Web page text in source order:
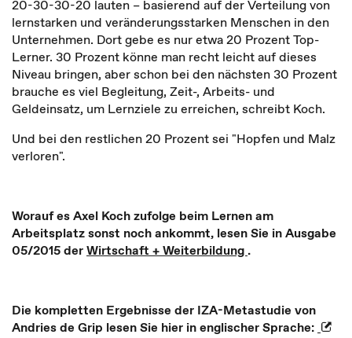
20-30-30-20 lauten – basierend auf der Verteilung von
lernstarken und veränderungsstarken Menschen in den
Unternehmen. Dort gebe es nur etwa 20 Prozent Top-
Lerner. 30 Prozent könne man recht leicht auf dieses
Niveau bringen, aber schon bei den nächsten 30 Prozent
brauche es viel Begleitung, Zeit-, Arbeits- und
Geldeinsatz, um Lernziele zu erreichen, schreibt Koch.
Und bei den restlichen 20 Prozent sei "Hopfen und Malz
verloren".
Worauf es Axel Koch zufolge beim Lernen am
Arbeitsplatz sonst noch ankommt, lesen Sie in Ausgabe
05/2015 derWirtschaft + Weiterbildung .
Die kompletten Ergebnisse der IZA-Metastudie von
Andries de Grip lesen Sie hier in englischer Sprache: